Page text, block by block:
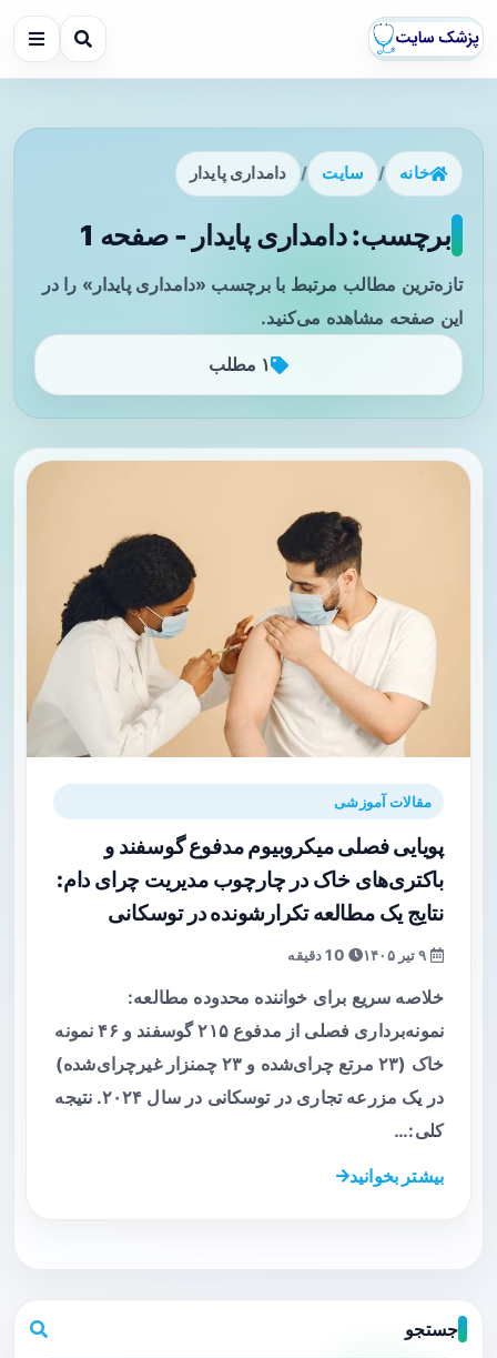
خانه / سایت / دامداری پایدار
برچسب: دامداری پایدار - صفحه 1
تازه‌ترین مطالب مرتبط با برچسب «دامداری پایدار» را در
این صفحه مشاهده می‌کنید.
۱ مطلب
مقالات آموزشی
پویایی فصلی میکروبیوم مدفوع گوسفند و
باکتری‌های خاک در چارچوب مدیریت چرای دام:
نتایج یک مطالعه تکرارشونده در توسکانی
خلاصه سریع برای خواننده محدوده مطالعه:
نمونه‌برداری فصلی از مدفوع ۲۱۵ گوسفند و ۴۶ نمونه
خاک (۲۳ مرتع چرای‌شده و ۲۳ چمنزار غیرچرای‌شده)
در یک مزرعه تجاری در توسکانی در سال ۲۰۲۴. نتیجه
کلی:…
بیشتر بخوانید
جستجو